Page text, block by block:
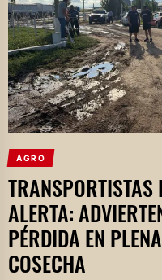
AGRO
ALERTA:
PÉRDIDA EN
COSECHA